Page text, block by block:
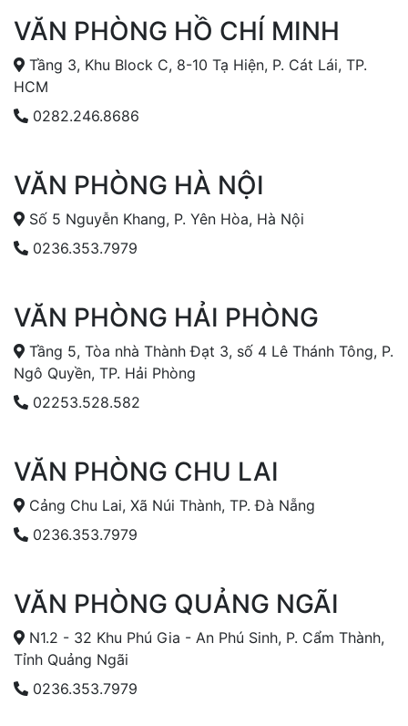
VĂN PHÒNG HỒ CHÍ MINH
Tầng 3, Khu Block C, 8-10 Tạ Hiện, P. Cát Lái, TP.
HCM
0282.246.8686
VĂN PHÒNG HÀ NỘI
Số 5 Nguyễn Khang, P. Yên Hòa, Hà Nội
0236.353.7979
VĂN PHÒNG HẢI PHÒNG
Tầng 5, Tòa nhà Thành Đạt 3, số 4 Lê Thánh Tông, P.
Ngô Quyền, TP. Hải Phòng
02253.528.582
VĂN PHÒNG CHU LAI
Cảng Chu Lai, Xã Núi Thành, TP. Đà Nẵng
0236.353.7979
VĂN PHÒNG QUẢNG NGÃI
N1.2 - 32 Khu Phú Gia - An Phú Sinh, P. Cẩm Thành,
Tỉnh Quảng Ngãi
0236.353.7979